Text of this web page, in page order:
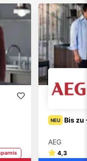
NEU Bis zu
AEG
4,3